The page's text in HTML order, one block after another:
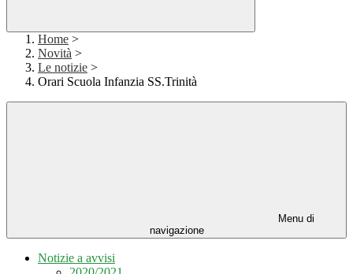
Home >
Novità >
Le notizie >
Orari Scuola Infanzia SS.Trinità
Menu di
navigazione
Notizie a avvisi